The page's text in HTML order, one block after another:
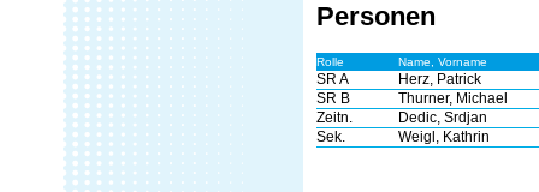
Personen
Rolle Name, Vorname
SR A
Herz, Patrick
SR B
Thurner, Michael
Zeitn.
Dedic, Srdjan
Sek.
Weigl, Kathrin